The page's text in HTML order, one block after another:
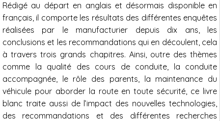
Rédigé au départ en anglais et désormais disponible en
français, il comporte les résultats des différentes enquêtes
réalisées par le manufacturier depuis dix ans, les
conclusions et les recommandations qui en découlent, cela
à travers trois grands chapitres. Ainsi, outre des thèmes
comme la qualité des cours de conduite, la conduite
accompagnée, le rôle des parents, la maintenance du
véhicule pour aborder la route en toute sécurité, ce livre
blanc traite aussi de l’impact des nouvelles technologies,
des recommandations et des différentes recherches